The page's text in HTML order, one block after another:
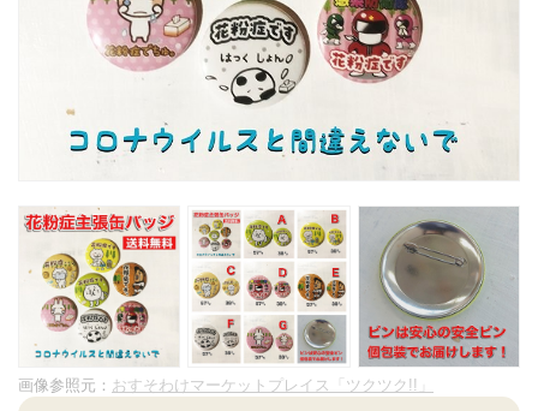
画像参照元： おすそわけマーケットプレイス「ツクツク!!」